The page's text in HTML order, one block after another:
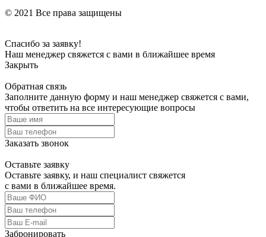
© 2021 Все права защищены
Спасибо за заявку!
Наш менеджер свяжется с вами в ближайшее время
Закрыть
Обратная связь
Заполните данную форму и наш менеджер свяжется с вами,
чтобы ответить на все интересующие вопросы
Заказать звонок
Оставьте заявку
Оставьте заявку, и наш специалист свяжется
с вами в ближайшее время.
Забронировать